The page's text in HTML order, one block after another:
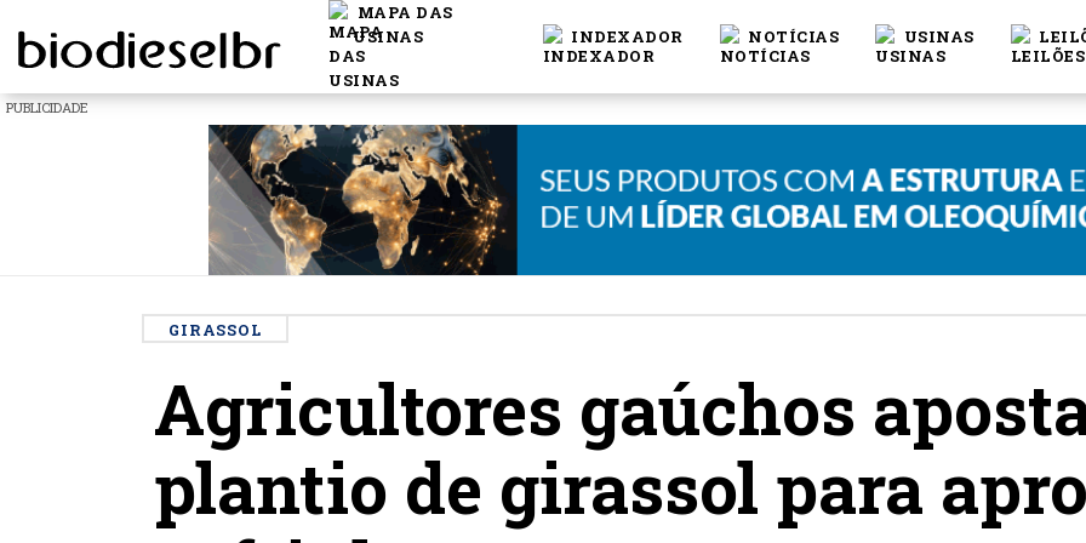
MAPA DAS
USINAS
INDEXADOR NOTÍCIAS USINAS
PUBLICIDADE
GIRASSOL
Agricultores gaúchos
plantio de girassol para